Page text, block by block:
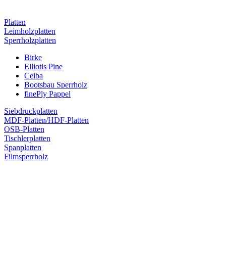
Platten
Leimholzplatten
Sperrholzplatten
Birke
Elliotis Pine
Ceiba
Bootsbau Sperrholz
finePly Pappel
Siebdruckplatten
MDF-Platten/HDF-Platten
OSB-Platten
Tischlerplatten
Spanplatten
Filmsperrholz